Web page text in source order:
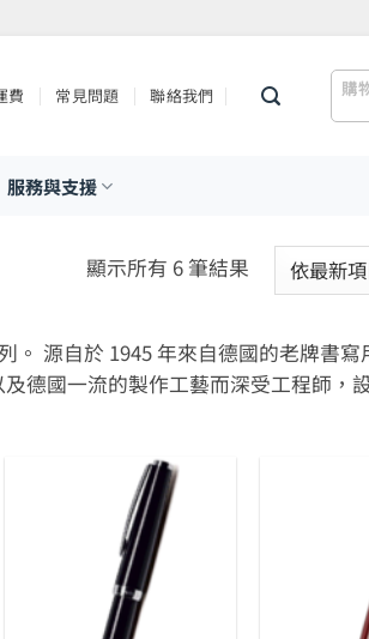
費 常見問題 聯絡我們 購
服務與支援
顯示所有 6 筆結果
項
目
源自於 1945 年來自德國的老牌書寫
德國一流的製作工藝而深受工程師，